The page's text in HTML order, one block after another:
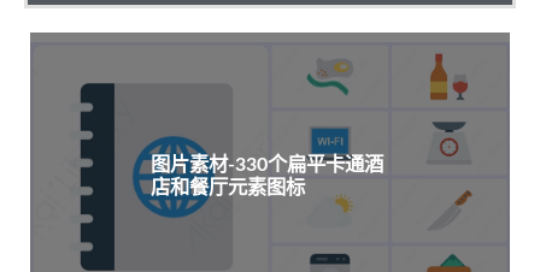
图片素材-330个扁平卡通酒
店和餐厅元素图标